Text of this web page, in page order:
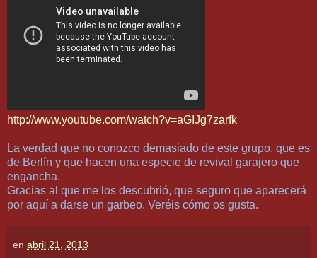
http://www.youtube.com/watch?v=aGIJg7zarfk
La verdad que no conozco demasiado de este grupo, que es
de Berlín y que hacen una especie de revival garajero que
engancha.
Gracias al que me los descubrió, que seguro que aparecerá
por aquí a darse un garbeo. Veréis cómo os gusta.
en abril 21, 2013